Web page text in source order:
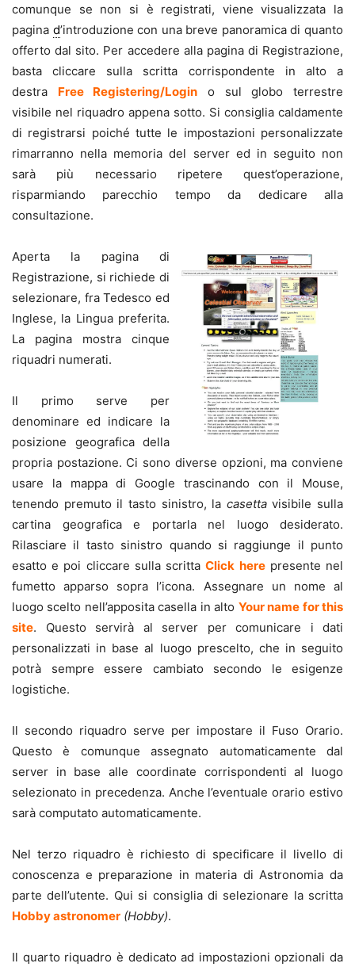
comunque se non si è registrati, viene visualizzata la
pagina d’introduzione con una breve panoramica di quanto
offerto dal sito. Per accedere alla pagina di Registrazione,
basta cliccare sulla scritta corrispondente in alto a
destra Free Registering/Login
o sul globo terrestre
visibile nel riquadro appena sotto. Si consiglia caldamente
di registrarsi poiché tutte le impostazioni personalizzate
rimarranno nella memoria del server ed in seguito non
sarà più necessario ripetere quest’operazione,
risparmiando parecchio tempo da dedicare alla
consultazione.
Aperta la pagina di
Registrazione, si richiede di
selezionare, fra Tedesco ed
Inglese, la Lingua preferita.
La pagina mostra cinque
riquadri numerati.
Il primo serve per
denominare ed indicare la
posizione geografica della
propria postazione. Ci sono diverse opzioni, ma conviene
usare la mappa di Google trascinando con il Mouse,
tenendo premuto il tasto sinistro, la casettavisibile sulla
cartina geografica e portarla nel luogo desiderato.
Rilasciare il tasto sinistro quando si raggiunge il punto
esatto e poi cliccare sulla scrittaClick here presente nel
fumetto apparso sopra l’icona. Assegnare un nome al
luogo scelto nell’apposita casella in alto Your name forthis
site. Questo servirà al server per comunicare i dati
personalizzati in base al luogo prescelto, che in seguito
potrà sempre essere cambiato secondo le esigenze
logistiche.
Il secondo riquadro serve per impostare il Fuso Orario.
Questo è comunque assegnato automaticamente dal
server in base alle coordinate corrispondenti al luogo
selezionato in precedenza. Anche l’eventuale orario estivo
sarà computato automaticamente.
Nel terzo riquadro è richiesto di specificare il livello di
conoscenza e preparazione in materia di Astronomia da
parte dell’utente. Qui si consiglia di selezionare la scritta
Hobby astronomer (Hobby).
Il quarto riquadro è dedicato ad impostazioni opzionali da